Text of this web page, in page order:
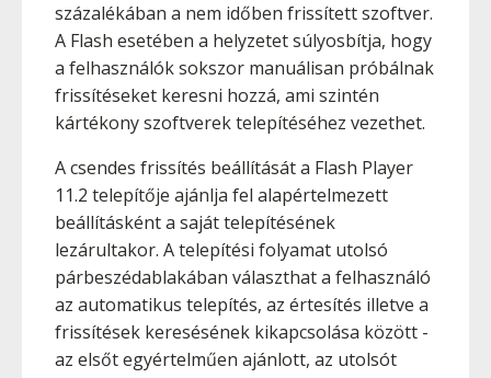
százalékában a nem időben frissített szoftver.
A Flash esetében a helyzetet súlyosbítja, hogy
a felhasználók sokszor manuálisan próbálnak
frissítéseket keresni hozzá, ami szintén
kártékony szoftverek telepítéséhez vezethet.
A csendes frissítés beállítását a Flash Player
11.2 telepítője ajánlja fel alapértelmezett
beállításként a saját telepítésének
lezárultakor. A telepítési folyamat utolsó
párbeszédablakában választhat a felhasználó
az automatikus telepítés, az értesítés illetve a
frissítések keresésének kikapcsolása között -
az elsőt egyértelműen ajánlott, az utolsót